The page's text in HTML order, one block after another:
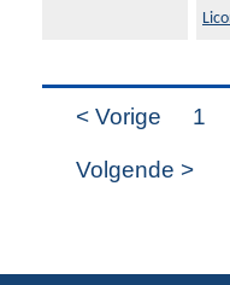
< Vorige 1
Volgende >